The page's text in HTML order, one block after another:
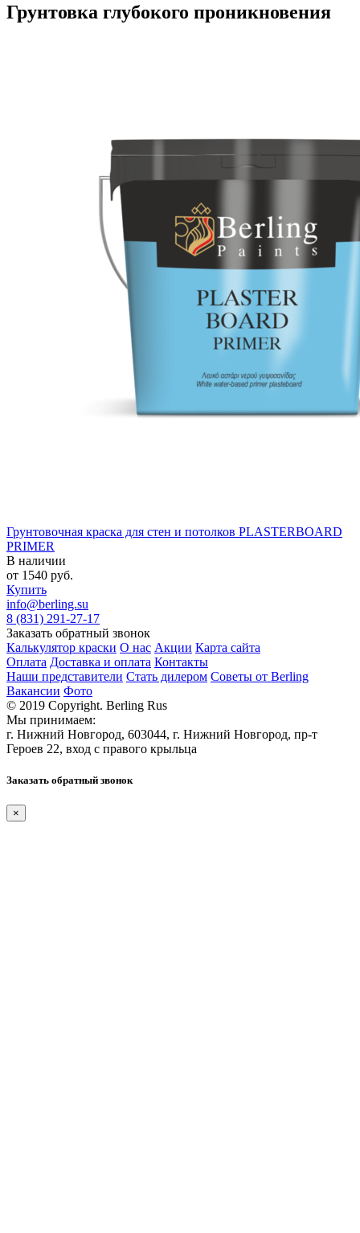
Грунтовка глубокого проникновения
Грунтовочная краска для стен и потолков PLASTERBOARD
PRIMER
В наличии
от 1540 руб.
Купить
info@berling.su
8 (831) 291-27-17
Заказать обратный звонок
Калькулятор краски О нас Акции Карта сайта
Оплата Доставка и оплата Контакты
Наши представители Стать дилером Советы от Berling
Вакансии Фото
© 2019 Copyright. Berling Rus
Мы принимаем:
г. Нижний Новгород, 603044, г. Нижний Новгород, пр-т
Героев 22, вход с правого крыльца
Заказать обратный звонок
×